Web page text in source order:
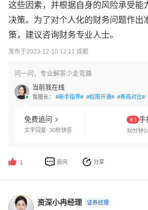
这些因素，并根据自身的风险承受能
决策。为了对个人化的财务问题作出
策，建议咨询财务专业人士。
发布于2023-12-10 12:11 成都
问一问，专业解答少走弯路
当前我在线
我擅长： #新手指导# #权限开通# #券商对比#
免费追问
文字回复· 30秒快答
￥1 手
30分钟
1 追问 分享
资深小冉经理 证券经理